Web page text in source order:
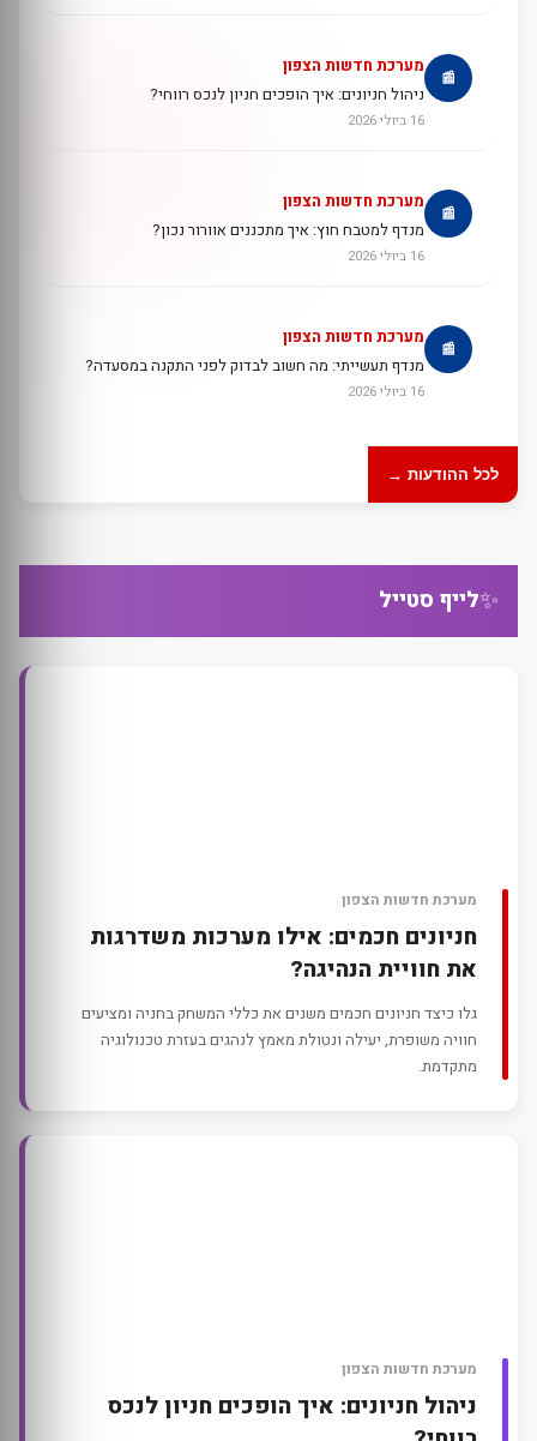
📰
מערכת חדשות הצפון
ניהול חניונים: איך הופכים חניון לנכס רווחי?
16 ביולי 2026
📰
מערכת חדשות הצפון
מנדף למטבח חוץ: איך מתכננים אוורור נכון?
16 ביולי 2026
📰
מערכת חדשות הצפון
מנדף תעשייתי: מה חשוב לבדוק לפני התקנה במסעדה?
16 ביולי 2026
לכל ההודעות →
✨לייף סטייל
מערכת חדשות הצפון
חניונים חכמים: אילו מערכות משדרגות
את חוויית הנהיגה?
גלו כיצד חניונים חכמים משנים את כללי המשחק בחניה ומציעים
חוויה משופרת, יעילה ונטולת מאמץ לנהגים בעזרת טכנולוגיה
מתקדמת.
מערכת חדשות הצפון
ניהול חניונים: איך הופכים חניון לנכס